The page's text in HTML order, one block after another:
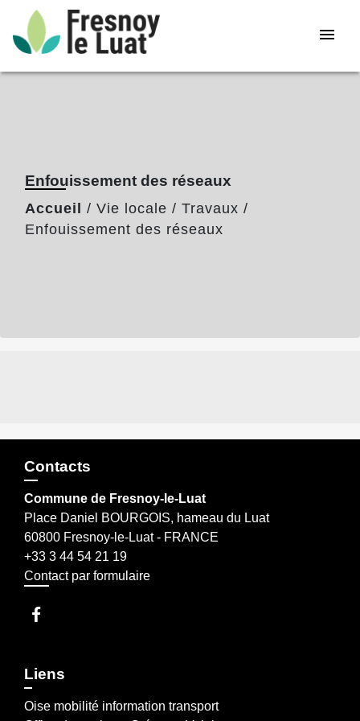
menu
Enfouissement des réseaux
Accueil / Vie locale / Travaux /
Enfouissement des réseaux
Contacts
Commune de Fresnoy-le-Luat
Place Daniel BOURGOIS, hameau du Luat
60800 Fresnoy-le-Luat - FRANCE
+33 3 44 54 21 19
Contact par formulaire
Liens
Oise mobilité information transport